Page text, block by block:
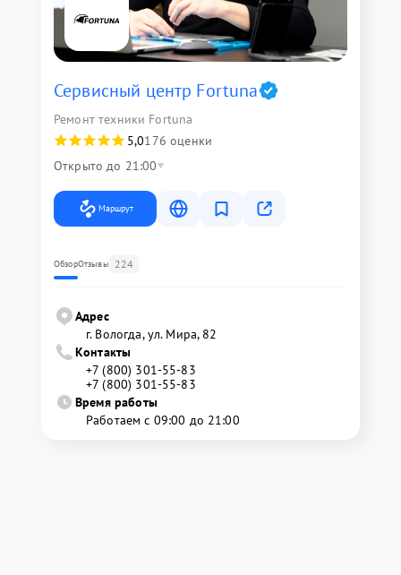
Сервисный центр Fortuna
Ремонт техники Fortuna
5,0176 оценки
Открыто до 21:00
Маршрут
ОбзорОтзывы 224
Адрес
г. Вологда, ул. Мира, 82
Контакты
+7 (800) 301-55-83
+7 (800) 301-55-83
Время работы
Работаем с 09:00 до 21:00